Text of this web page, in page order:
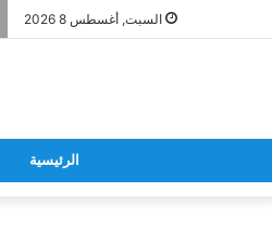
السبت, أغسطس 8 2026
الرئيسية